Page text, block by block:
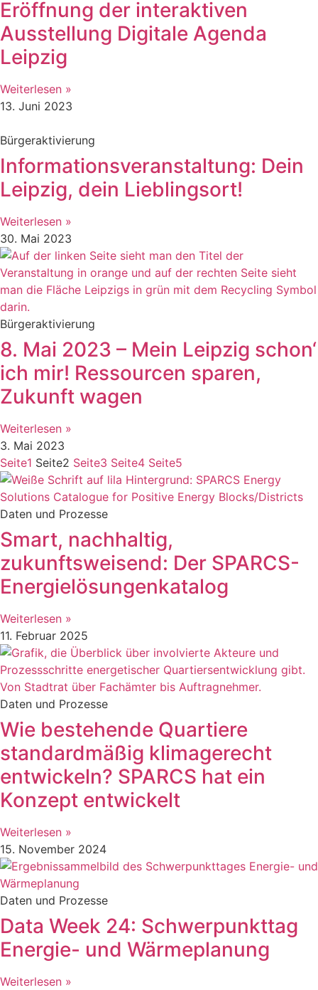
Eröffnung der interaktiven
Ausstellung Digitale Agenda
Leipzig
Weiterlesen »
13. Juni 2023
Bürgeraktivierung
Informationsveranstaltung: Dein
Leipzig, dein Lieblingsort!
Weiterlesen »
30. Mai 2023
Bürgeraktivierung
8. Mai 2023 – Mein Leipzig schon‘
ich mir! Ressourcen sparen,
Zukunft wagen
Weiterlesen »
3. Mai 2023
Seite1 Seite2 Seite3 Seite4 Seite5
Daten und Prozesse
Smart, nachhaltig,
zukunftsweisend: Der SPARCS-
Energielösungenkatalog
Weiterlesen »
11. Februar 2025
Daten und Prozesse
Wie bestehende Quartiere
standardmäßig klimagerecht
entwickeln? SPARCS hat ein
Konzept entwickelt
Weiterlesen »
15. November 2024
Daten und Prozesse
Data Week 24: Schwerpunkttag
Energie- und Wärmeplanung
Weiterlesen »